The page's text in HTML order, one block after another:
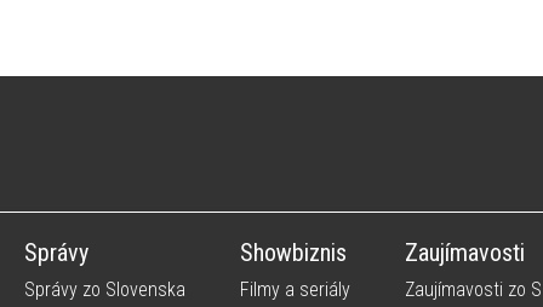
Správy
Správy zo Slovenska
Showbiznis
Filmy a seriály
Zaujímavosti
Zaujímavosti zo